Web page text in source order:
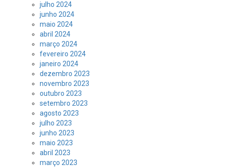
julho 2024
junho 2024
maio 2024
abril 2024
março 2024
fevereiro 2024
janeiro 2024
dezembro 2023
novembro 2023
outubro 2023
setembro 2023
agosto 2023
julho 2023
junho 2023
maio 2023
abril 2023
março 2023